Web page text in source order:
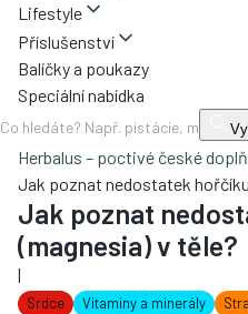
Lifestyle
Příslušenství
Balíčky a poukazy
Speciální nabídka
Herbalus – poctivé české
Jak poznat nedostatek
Jak poznat
(magnesia) v těle?
|
Srdce Vitaminy a minerály